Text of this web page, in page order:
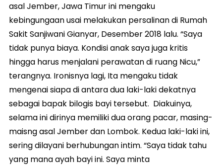
asal Jember, Jawa Timur ini mengaku
kebingungaan usai melakukan persalinan di Rumah
Sakit Sanjiwani Gianyar, Desember 2018 lalu. “Saya
tidak punya biaya. Kondisi anak saya juga kritis
hingga harus menjalani perawatan di ruang Nicu,”
terangnya. Ironisnya lagi, Ita mengaku tidak
mengenai siapa di antara dua laki-laki dekatnya
sebagai bapak bilogis bayi tersebut. Diakuinya,
selama ini dirinya memiliki dua orang pacar, masing-
maisng asal Jember dan Lombok. Kedua laki-laki ini,
sering dilayani berhubungan intim. “Saya tidak tahu
yang mana ayah bayi ini. Saya minta